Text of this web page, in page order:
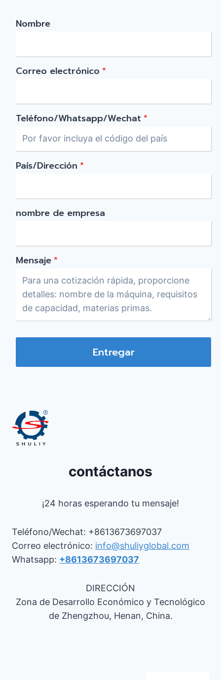
Nombre
Correo electrónico *
Teléfono/Whatsapp/Wechat *
País/Dirección *
nombre de empresa
Mensaje*
Entregar
contáctanos
¡24 horas esperando tu mensaje!
Teléfono/Wechat: +8613673697037
Correo electrónico: info@shuliyglobal.com
Whatsapp: +8613673697037
DIRECCIÓN
Zona de Desarrollo Económico y Tecnológico
de Zhengzhou, Henan, China.